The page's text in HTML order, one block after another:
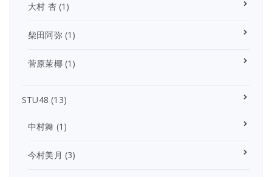
大村 杏(1)
柴田阿弥(1)
菅原茉椰(1)
STU48 (13)
中村舞 (1)
今村美月 (3)